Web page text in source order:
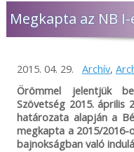
Megkapta az NB
2015. 04. 29. Archív,
Örömmel jelentjük
Szövetség 2015. április
határozata alapján a
megkapta a 2015/2016-
bajnokságban való